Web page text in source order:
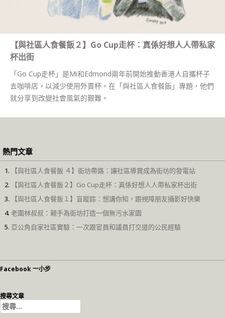
【與社區人食餐飯２】Go Cup走杯：真係好想人人帶私家
杯出街
「Go Cup走杯」是Mi和Edmond兩年前開始推動香港人自攜杯子
去咖啡店，以減少使用外賣杯。在「與社區人食餐飯」專題，他們
就分享到改變社會風氣的艱難。
熱門文章
【與社區人食餐飯 ４】街坊帶路：讓社區導賞成為街坊的發電站
【與社區人食餐飯２】Go Cup走杯：真係好想人人帶私家杯出街
【與社區人食餐飯１】盲蹤踪：想講你知，跟視障朋友攝影好快樂
老圍林叔叔：親手為街坊打造一個無污水家園
亞公角自家社區實驗：一次跟官員和議員打交道的公民經驗
Facebook 一小步
搜尋文章
搜
尋